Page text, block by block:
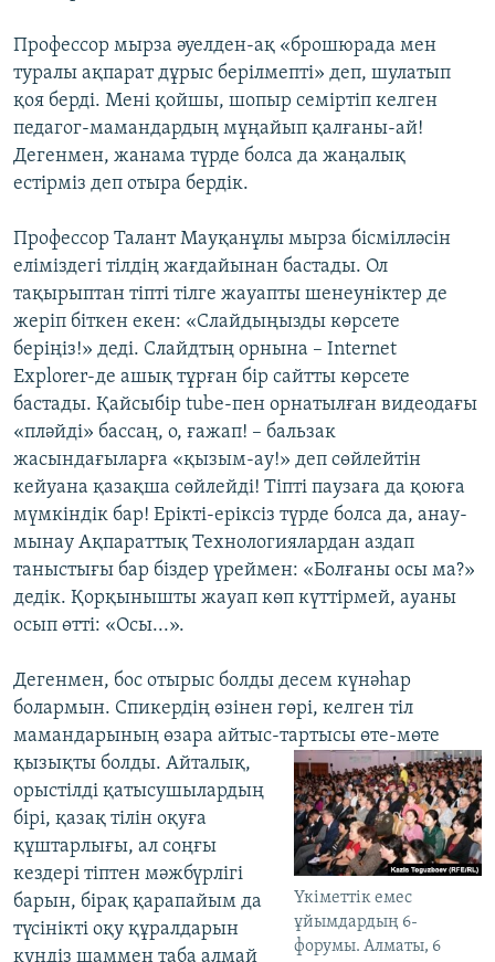
Профессор мырза әуелден-ақ «брошюрада мен
туралы ақпарат дұрыс берілмепті» деп, шулатып
қоя берді. Мені қойшы, шопыр семіртіп келген
педагог-мамандардың мұңайып қалғаны-ай!
Дегенмен, жанама түрде болса да жаңалық
естірміз деп отыра бердік.
Профессор Талант Мауқанұлы мырза бісмілләсін
еліміздегі тілдің жағдайынан бастады. Ол
тақырыптан тіпті тілге жауапты шенеуніктер де
жеріп біткен екен: «Слайдыңызды көрсете
беріңіз!» деді. Слайдтың орнына – Internet
Explorer-де ашық тұрған бір сайтты көрсете
бастады. Қайсыбір tube-пен орнатылған видеодағы
«пләйді» бассаң, о, ғажап! – бальзак
жасындағыларға «қызым-ау!» деп сөйлейтін
кейуана қазақша сөйлейді! Тіпті паузаға да қоюға
мүмкіндік бар! Ерікті-еріксіз түрде болса да, анау-
мынау Ақпараттық Технологиялардан аздап
таныстығы бар біздер үреймен: «Болғаны осы ма?»
дедік. Қорқынышты жауап көп күттірмей, ауаны
осып өтті: «Осы...».
Дегенмен, бос отырыс болды десем күнәһар
болармын. Спикердің өзінен гөрі, келген тіл
мамандарының өзара айтыс-тартысы өте-мөте
қызықты
Үкіметтік емес
ұйымдардың 6-
форумы. Алматы, 6
болды. Айталық,
орыстілді қатысушылардың
бірі, қазақ тілін оқуға
құштарлығы, ал соңғы
кездері тіптен мәжбүрлігі
барын, бірақ қарапайым да
түсінікті оқу құралдарын
күндіз шаммен таба алмай